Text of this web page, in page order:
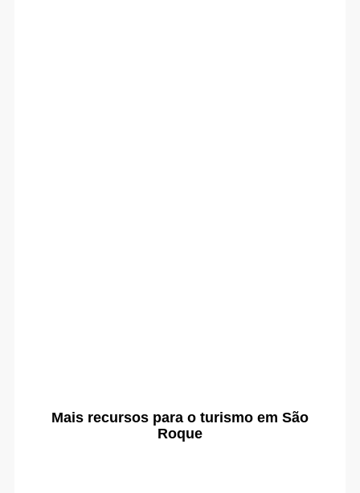
Mais recursos para o turismo em São
Roque